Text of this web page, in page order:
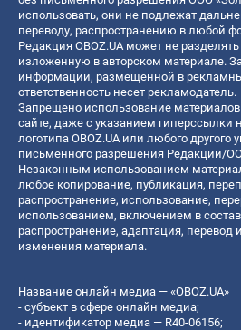
использовать, они не подлежат
переводу, распространению в любой
Редакция OBOZ.UA может не разделять
изложенную в авторском материале.
информации, размещенной в
ответственность несет рекламодатель.
Запрещено использование
сайте, даже с указанием гиперссылки
логотипа OBOZ.UA или любого другого
письменного разрешения Редакции/
Незаконным использованием
любое копирование, публикация,
распространение, использование,
использованием, включением в состав
распространение, адаптация, перевод
изменения материала.
Название онлайн медиа — «OBOZ.UA»
- субъект в сфере онлайн медиа;
- идентификатор медиа — R40-06156;